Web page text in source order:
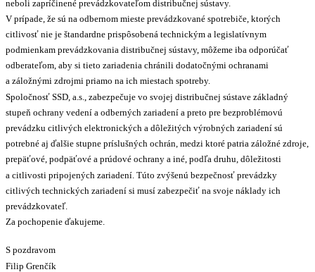
neboli zapríčinené prevádzkovateľom distribučnej sústavy.
V prípade, že sú na odbernom mieste prevádzkované spotrebiče, ktorých
citlivosť nie je štandardne prispôsobená technickým a legislatívnym
podmienkam prevádzkovania distribučnej sústavy, môžeme iba odporúčať
odberateľom, aby si tieto zariadenia chránili dodatočnými ochranami
a záložnými zdrojmi priamo na ich miestach spotreby.
Spoločnosť SSD, a.s., zabezpečuje vo svojej distribučnej sústave základný
stupeň ochrany vedení a odberných zariadení a preto pre bezproblémovú
prevádzku citlivých elektronických a dôležitých výrobných zariadení sú
potrebné aj ďalšie stupne príslušných ochrán, medzi ktoré patria záložné zdroje,
prepäťové, podpäťové a prúdové ochrany a iné, podľa druhu, dôležitosti
a citlivosti pripojených zariadení. Túto zvýšenú bezpečnosť prevádzky
citlivých technických zariadení si musí zabezpečiť na svoje náklady ich
prevádzkovateľ.
Za pochopenie ďakujeme.
S pozdravom
Filip Grenčík